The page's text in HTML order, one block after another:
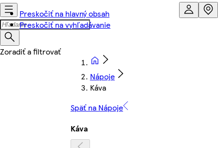
Preskočiť na hlavný obsah
Preskočiť na vyhľadávanie
Nápoje
Káva
Späť na Nápoje
Káva